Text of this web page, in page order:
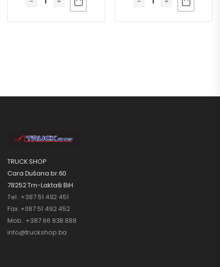
TRUCK SHOP
Cara Dušana br.60
78252 Trn-Laktaši BiH
Tel.: +387 51 492 451
Fax: +387 51 492 452
Mob.: +387 66 838 888
info@truckshop.ba